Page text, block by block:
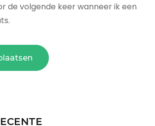
de volgende keer wanneer ik een